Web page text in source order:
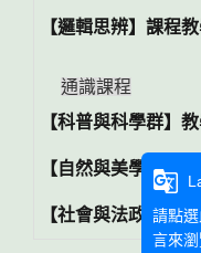
【邏輯思辨】課程
通識課程
【科普與科學群】
【自然與美學群】
【社會與法政群】
g_translate
請點
言來瀏